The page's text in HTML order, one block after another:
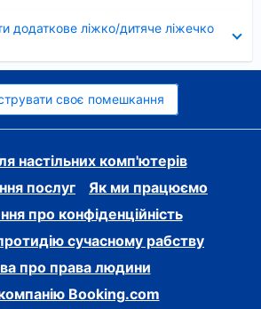
додаткове ліжко/дитяче ліжечко
своє помешкання
настільних комп'ютерів
послуг
Як ми працюємо
про конфіденційність
сучасному рабству
про права людини
Booking.com